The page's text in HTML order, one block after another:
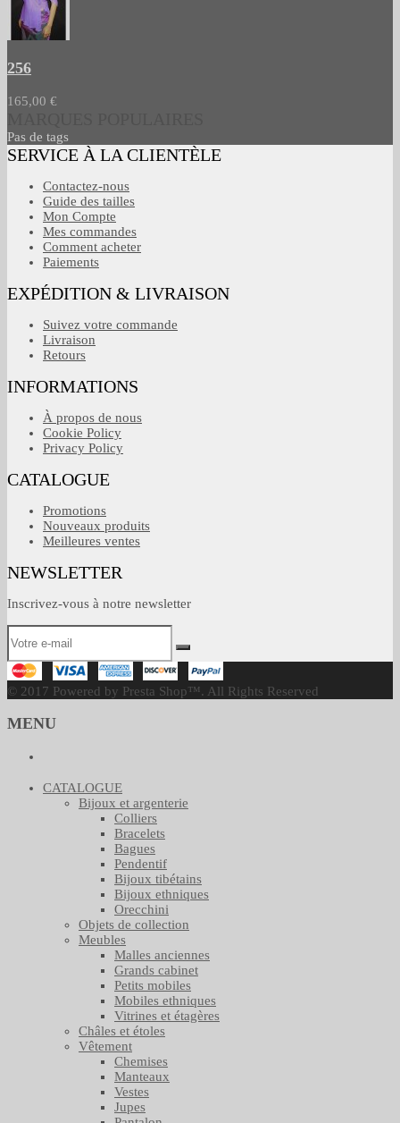
256
165,00 €
Pas de tags
SERVICE À LA CLIENTÈLE
Contactez-nous
Guide des tailles
Mon Compte
Mes commandes
Comment acheter
Paiements
EXPÉDITION & LIVRAISON
Suivez votre commande
Livraison
Retours
INFORMATIONS
À propos de nous
Cookie Policy
Privacy Policy
CATALOGUE
Promotions
Nouveaux produits
Meilleures ventes
NEWSLETTER
Inscrivez-vous à notre newsletter
© 2017 Powered by Presta Shop™. All Rights Reserved
MENU
CATALOGUE
Bijoux et argenterie
Colliers
Bracelets
Bagues
Pendentif
Bijoux tibétains
Bijoux ethniques
Orecchini
Objets de collection
Meubles
Malles anciennes
Grands cabinet
Petits mobiles
Mobiles ethniques
Vitrines et étagères
Châles et étoles
Vêtement
Chemises
Manteaux
Vestes
Jupes